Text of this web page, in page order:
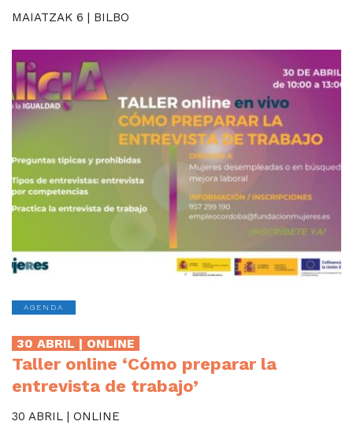
MAIATZAK 6 | BILBO
AGENDA
30 ABRIL | ONLINE
Taller online ‘Cómo preparar la
entrevista de trabajo’
30 ABRIL | ONLINE